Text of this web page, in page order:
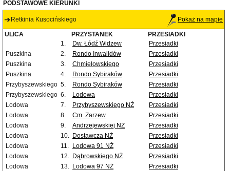
PODSTAWOWE KIERUNKI
Retkinia Kusocińskiego Pokaż na mapie
ULICA PRZYSTANEK
PRZESIADKI
1.
Dw. Łódź Widzew
Przesiadki
Puszkina
2. Rondo Inwalidów
Przesiadki
Puszkina
3. Chmielowskiego
Przesiadki
Puszkina
4. Rondo Sybiraków
Przesiadki
Przybyszewskiego 5. Rondo Sybiraków
Przesiadki
Przybyszewskiego 6. Lodowa
Przesiadki
Lodowa
7. Przybyszewskiego NŻ
Przesiadki
Lodowa
8. Cm. Zarzew
Przesiadki
Lodowa
9. Andrzejewskiej NŻ
Przesiadki
Lodowa
10. Dostawcza NŻ
Przesiadki
Lodowa
11. Lodowa 91 NŻ
Przesiadki
Lodowa
12. Dąbrowskiego NŻ
Przesiadki
Lodowa
13. Lodowa 97 NŻ
Przesiadki